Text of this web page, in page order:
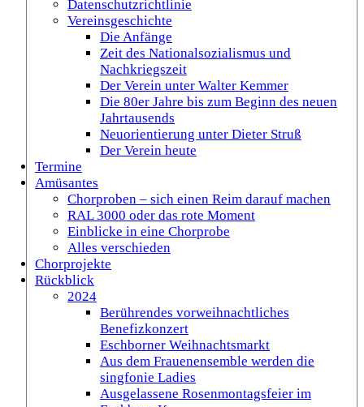
Datenschutzrichtlinie
Vereinsgeschichte
Die Anfänge
Zeit des Nationalsozialismus und
Nachkriegszeit
Der Verein unter Walter Kemmer
Die 80er Jahre bis zum Beginn des neuen
Jahrtausends
Neuorientierung unter Dieter Struß
Der Verein heute
Termine
Amüsantes
Chorproben – sich einen Reim darauf machen
RAL 3000 oder das rote Moment
Einblicke in eine Chorprobe
Alles verschieden
Chorprojekte
Rückblick
2024
Berührendes vorweihnachtliches
Benefizkonzert
Eschborner Weihnachtsmarkt
Aus dem Frauenensemble werden die
singfonie Ladies
Ausgelassene Rosenmontagsfeier im